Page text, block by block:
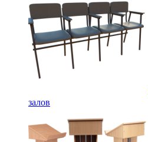
залов